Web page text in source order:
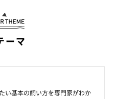
ーマ
い基本の飼い方を専門家がわか